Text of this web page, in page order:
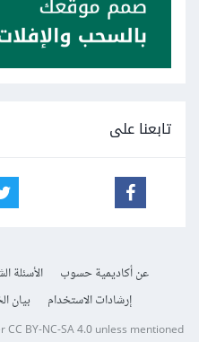
تابعنا على
عن أكاديمية حسوب الأسئلة
إرشادات الاستخدام
بيان
CC BY-NC-SA 4.0unless mentioned